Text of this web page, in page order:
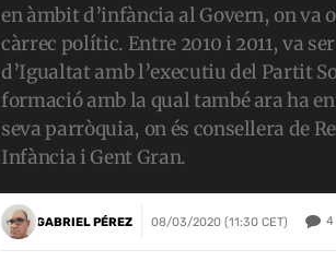
en àmbit d’infància al Govern, on va
càrrec polític. Entre 2010 i 2011, va
d’Igualtat amb l’executiu del Partit
formació amb la qual també ara ha
seva parròquia, on és consellera de
Infància i Gent Gran.
GABRIEL PÉREZ 08/03/2020 (11:30 CET) 4